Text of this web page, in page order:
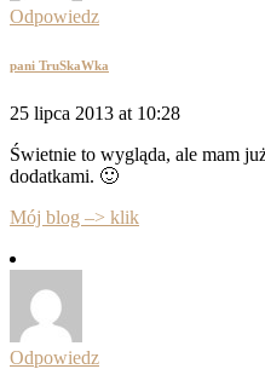
Odpowiedz
pani TruSkaWka
25 lipca 2013 at 10:28
Świetnie to wygląda, ale mam
dodatkami. 🙂
Mój blog –> klik
Odpowiedz